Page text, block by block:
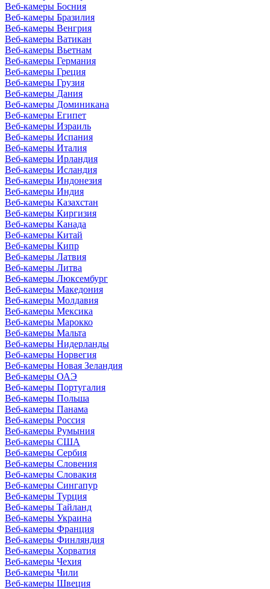
Веб-камеры Босния
Веб-камеры Бразилия
Веб-камеры Венгрия
Веб-камеры Ватикан
Веб-камеры Вьетнам
Веб-камеры Германия
Веб-камеры Греция
Веб-камеры Грузия
Веб-камеры Дания
Веб-камеры Доминикана
Веб-камеры Египет
Веб-камеры Израиль
Веб-камеры Испания
Веб-камеры Италия
Веб-камеры Ирландия
Веб-камеры Исландия
Веб-камеры Индонезия
Веб-камеры Индия
Веб-камеры Казахстан
Веб-камеры Киргизия
Веб-камеры Канада
Веб-камеры Китай
Веб-камеры Кипр
Веб-камеры Латвия
Веб-камеры Литва
Веб-камеры Люксембург
Веб-камеры Македония
Веб-камеры Молдавия
Веб-камеры Мексика
Веб-камеры Марокко
Веб-камеры Мальта
Веб-камеры Нидерланды
Веб-камеры Норвегия
Веб-камеры Новая Зеландия
Веб-камеры ОАЭ
Веб-камеры Португалия
Веб-камеры Польша
Веб-камеры Панама
Веб-камеры Россия
Веб-камеры Румыния
Веб-камеры США
Веб-камеры Сербия
Веб-камеры Словения
Веб-камеры Словакия
Веб-камеры Сингапур
Веб-камеры Турция
Веб-камеры Тайланд
Веб-камеры Украина
Веб-камеры Франция
Веб-камеры Финляндия
Веб-камеры Хорватия
Веб-камеры Чехия
Веб-камеры Чили
Веб-камеры Швеция